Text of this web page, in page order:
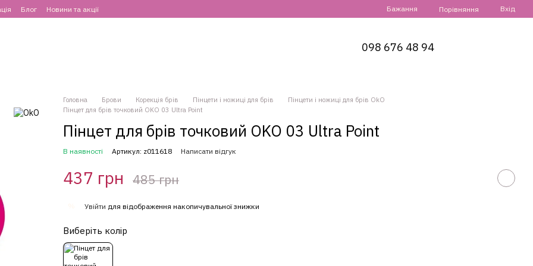
Блог Новини та акції Бажання Порівняння Вхід
098 676 48 94
Головна Брови Корекція брів Пінцети і ножиці для брів
Пінцети і ножиці для брів OkO
Пінцет для брів точковий OKO 03 Ultra Point
Пінцет для брів точковий OKO 03 Ultra Point
В наявності Артикул: z011618 Написати відгук
437 грн 485 грн
Увійти для відображення накопичувальної знижки
Виберіть колір